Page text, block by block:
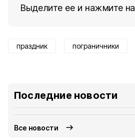
Выделите ее и нажмите на
праздник пограничники
Последние новости
Все новости